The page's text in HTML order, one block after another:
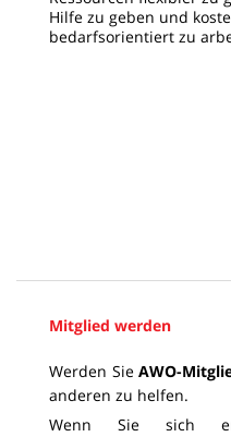
Hilfe zu geben und
bedarfsorientiert zu
Mitglied werden
Werden SieAWO-
anderen zu helfen.
Wenn Sie sich